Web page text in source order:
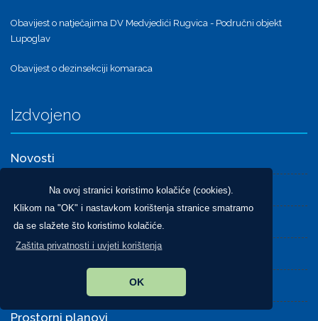
Na ovoj stranici koristimo kolačiće (cookies).
Klikom na "OK" i nastavkom korištenja stranice smatramo
da se slažete što koristimo kolačiće.
Zaštita privatnosti i uvjeti korištenja
OK
Obavijest o natječajima DV Medvjedići Rugvica - Područni objekt
Lupoglav
Obavijest o dezinsekciji komaraca
Izdvojeno
Novosti
Obavijesti
Dokumenti
Pravo na pristup informacijama
Prostorni planovi